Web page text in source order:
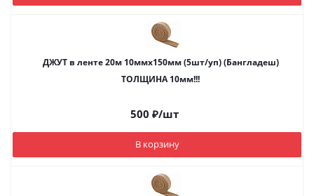
ДЖУТ в ленте 20м 10ммх150мм (5шт/уп) (Бангладеш)
ТОЛЩИНА 10мм!!!
500 ₽/шт
В корзину